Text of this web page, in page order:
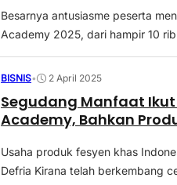
Besarnya antusiasme peserta
Academy 2025, dari hampir 10
BISNIS• 2 April 2025
Segudang Manfaat Ikut
Academy, Bahkan
Usaha produk fesyen khas
Defria Kirana telah berkembang